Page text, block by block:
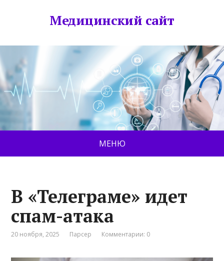
Медицинский сайт
МЕНЮ
В «Телеграме» идет
спам-атака
20 ноября, 2025 Парсер Комментарии: 0